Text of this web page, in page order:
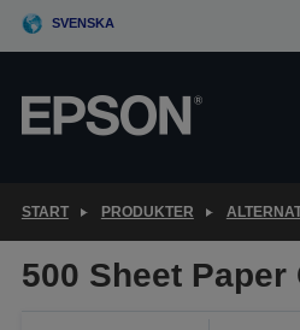
SVENSKA
START PRODUKTER
500 Sheet